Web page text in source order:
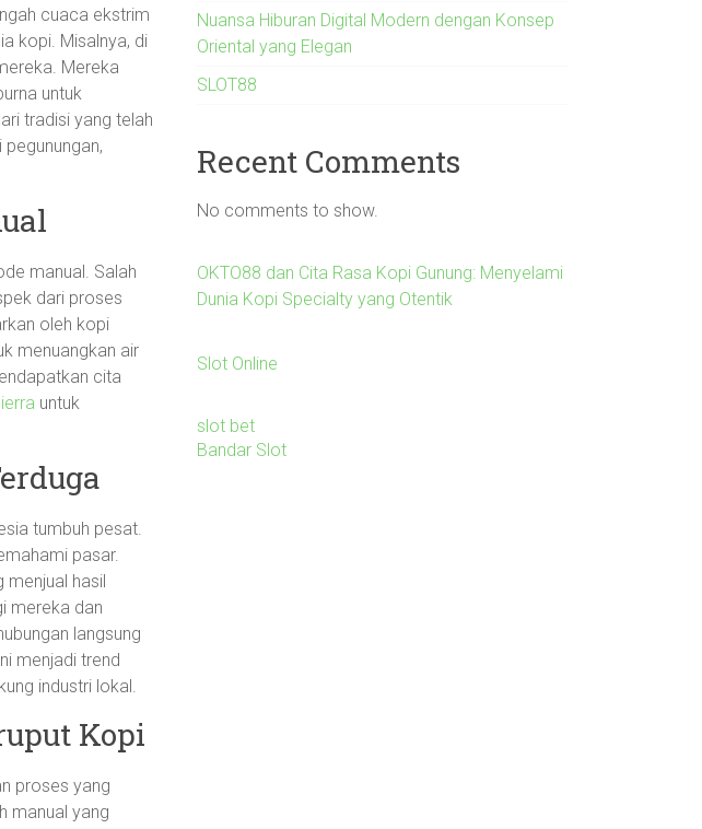
cuaca ekstrim
kopi. Misalnya, di
Mereka
untuk
tradisi yang telah
manual. Salah
dari proses
oleh kopi
menuangkan air
cita
untuk
tumbuh pesat.
pasar.
menjual hasil
mereka dan
langsung
menjadi trend
industri lokal.
Kopi
proses yang
manual yang
Nuansa Hiburan Digital Modern dengan Konsep
Oriental yang Elegan
SLOT88
Recent Comments
No comments to show.
OKTO88 dan Cita Rasa Kopi Gunung: Menyelami
Dunia Kopi Specialty yang Otentik
Slot Online
slot bet
Bandar Slot